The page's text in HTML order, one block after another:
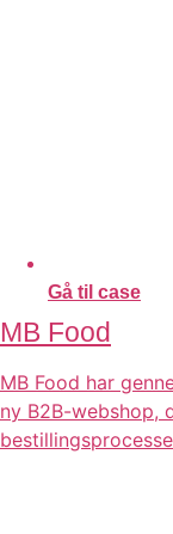
Gå til case
MB Food
MB Food har
ny B2B-webshop,